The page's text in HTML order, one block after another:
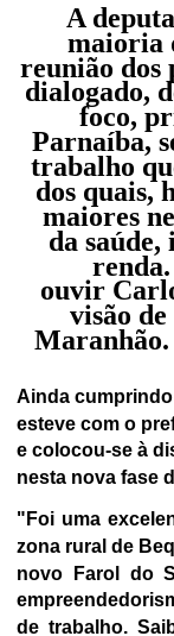
A
maioria
reunião dos
dialogado,
foco,
Parnaíba,
trabalho
dos quais,
maiores
da
ouvir
visão
Maranhão.
Ainda
esteve com o
e colocou-se à
nesta nova fase
"Foi uma
zona rural de
novo Farol do
de trabalho.